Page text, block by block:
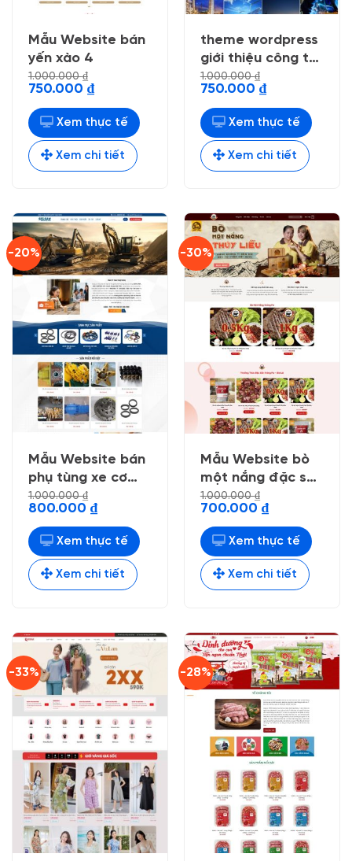
Mẫu Website bán
yến xào 4
1.000.000₫
Giá
là:
1.000.000 ₫.
750.000 ₫Giá
hiện
tại
là:
750.000 ₫.
Xem thực tế
Xem chi tiết
theme wordpress
giới thiệu công ty
xây dựng
1.000.000₫
Giá
là:
1.000.000 ₫.
750.000 ₫Giá
hiện
tại
là:
750.000 ₫.
Xem thực tế
Xem chi tiết
-20%
Mẫu Website bán
phụ tùng xe cơ
giới
1.000.000₫
Giá
là:
1.000.000 ₫.
800.000 ₫Giá
hiện
tại
là:
800.000 ₫.
Xem thực tế
Xem chi tiết
-30%
Mẫu Website bò
một nắng đặc sản
tây nguyên
1.000.000₫
Giá
là:
1.000.000 ₫.
700.000 ₫Giá
hiện
tại
là:
700.000 ₫.
Xem thực tế
Xem chi tiết
-33% -28%